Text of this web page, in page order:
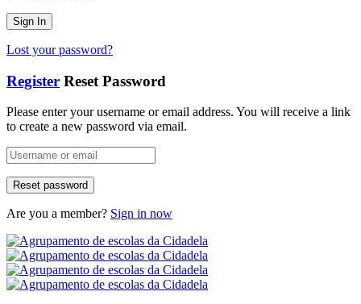
Lost your password?
Register Reset Password
Please enter your username or email address. You will receive a link
to create a new password via email.
Are you a member? Sign in now